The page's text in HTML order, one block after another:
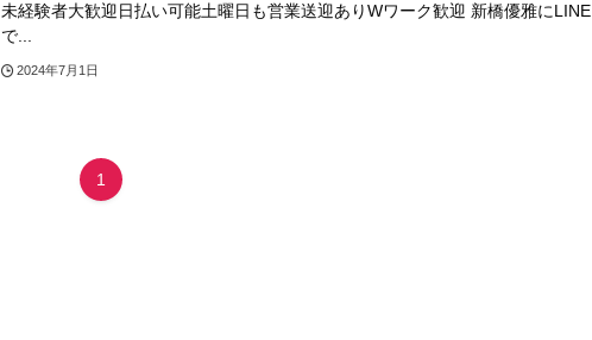
未経験者大歓迎日払い可能土曜日も営業送迎ありWワーク歓迎 新橋優雅にLINE
で...
2024年7月1日
1